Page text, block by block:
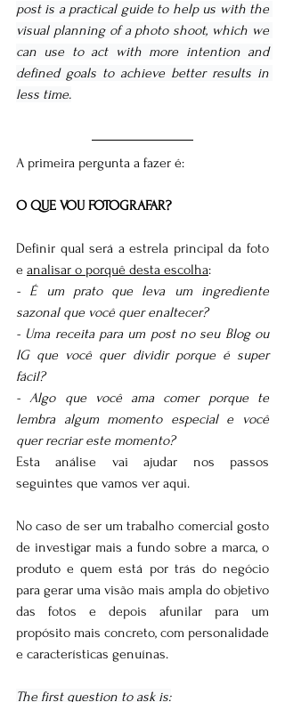
post is a practical guide to help us with the
visual planning of a photo shoot, which we
can use to act with more intention and
defined goals to achieve better results in
less time.
A primeira pergunta a fazer é:
O QUE VOU FOTOGRAFAR?
Definir qual será a estrela principal da foto
e analisar o porquê desta escolha:
- É um prato que leva um ingrediente
sazonal que você quer enaltecer?
- Uma receita para um post no seu Blog ou
IG que você quer dividir porque é super
fácil?
- Algo que você ama comer porque te
lembra algum momento especial e você
quer recriar este momento?
Esta análise vai ajudar nos passos
seguintes que vamos ver aqui.
No caso de ser um trabalho comercial gosto
de investigar mais a fundo sobre a marca, o
produto e quem está por trás do negócio
para gerar uma visão mais ampla do objetivo
das fotos e depois afunilar para um
propósito mais concreto, com personalidade
e características genuínas.
The first question to ask is: